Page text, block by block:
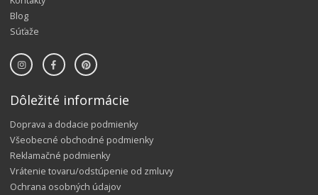
Blog
Súťaže
Dôležité informácie
Doprava a dodacie podmienky
Všeobecné obchodné podmienky
Reklamačné podmienky
Vrátenie tovaru/odstúpenie od zmluvy
Ochrana osobných údajov